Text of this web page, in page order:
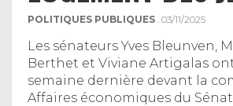
POLITIQUES PUBLIQUES . 03/11/2025
Les sénateurs Yves Bleunven,
Berthet et Viviane Artigalas
semaine dernière devant la
Affaires économiques du